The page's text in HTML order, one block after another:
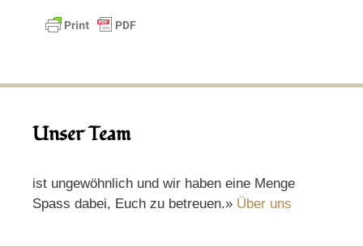
Unser Team
ist ungewöhnlich und wir haben eine Menge
Spass dabei, Euch zu betreuen.» Über uns